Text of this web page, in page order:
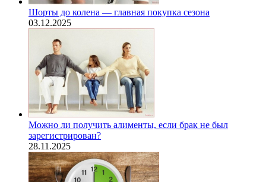
Шорты до колена — главная покупка сезона
03.12.2025
Можно ли получить алименты, если брак не был
зарегистрирован?
28.11.2025